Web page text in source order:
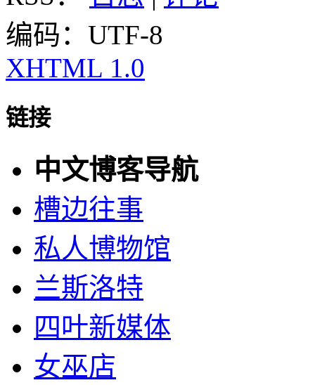
编码：UTF-8
XHTML 1.0
链接
中文博客导航
槽边往事
私人博物馆
兰斯洛特
四叶新媒体
女巫店